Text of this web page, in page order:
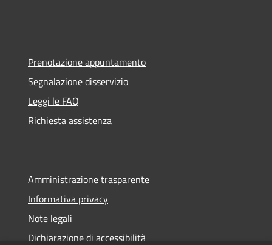
Prenotazione appuntamento
Segnalazione disservizio
Leggi le FAQ
Richiesta assistenza
Amministrazione trasparente
Informativa privacy
Note legali
Dichiarazione di accessibilità